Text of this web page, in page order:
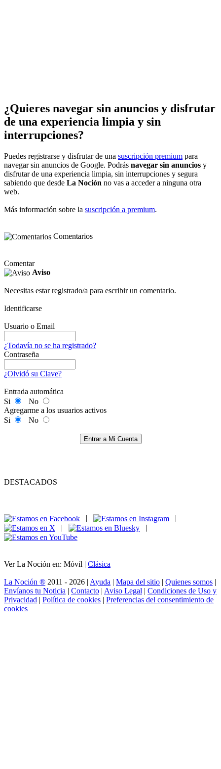
¿Quieres navegar sin anuncios y disfrutar
de una experiencia limpia y sin
interrupciones?
Puedes registrarse y disfrutar de una suscripción premium para
navegar sin anuncios de Google. Podrás navegar sin anuncios y
disfrutar de una experiencia limpia, sin interrupciones y segura
sabiendo que desde La Noción no vas a acceder a ninguna otra
web.
Más información sobre la suscripción a premium.
Comentarios
Comentar
Aviso
Necesitas estar registrado/a para escribir un comentario.
Identificarse
Usuario o Email
¿Todavía no se ha registrado?
Contraseña
¿Olvidó su Clave?
Entrada automática
Si
No
Agregarme a los usuarios activos
Si
No
Entrar a Mi Cuenta
DESTACADOS
|
|
Ver La Noción en: Móvil | Clásica
La Noción ® 2011 - 2026 | Ayuda | Mapa del sitio | Quienes somos |
Envíanos tu Noticia | Contacto | Aviso Legal | Condiciones de Uso y
Privacidad | Política de cookies | Preferencias del consentimiento de
cookies